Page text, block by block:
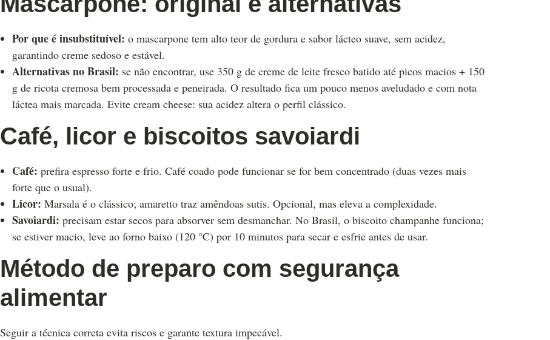
Por que é insubstituível: o mascarpone tem alto teor de gordura e sabor lácteo suave, sem acidez,
garantindo creme sedoso e estável.
Alternativas no Brasil: se não encontrar, use 350 g de creme de leite fresco batido até picos macios + 150
g de ricota cremosa bem processada e peneirada. O resultado fica um pouco menos aveludado e com nota
láctea mais marcada. Evite cream cheese: sua acidez altera o perfil clássico.
Café, licor e biscoitos savoiardi
Café: prefira espresso forte e frio. Café coado pode funcionar se for bem concentrado (duas vezes mais
forte que o usual).
Licor: Marsala é o clássico; amaretto traz amêndoas sutis. Opcional, mas eleva a complexidade.
Savoiardi: precisam estar secos para absorver sem desmanchar. No Brasil, o biscoito champanhe funciona;
se estiver macio, leve ao forno baixo (120 °C) por 10 minutos para secar e esfrie antes de usar.
Método de preparo com segurança
alimentar
Seguir a técnica correta evita riscos e garante textura impecável.